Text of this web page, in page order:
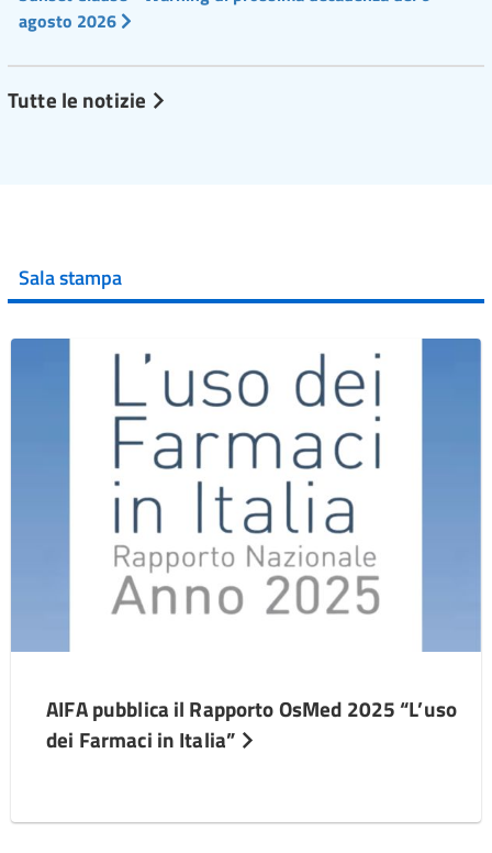
agosto 2026
Tutte le notizie
Sala stampa
AIFA pubblica il Rapporto OsMed 2025 “L’uso
dei Farmaci in Italia”